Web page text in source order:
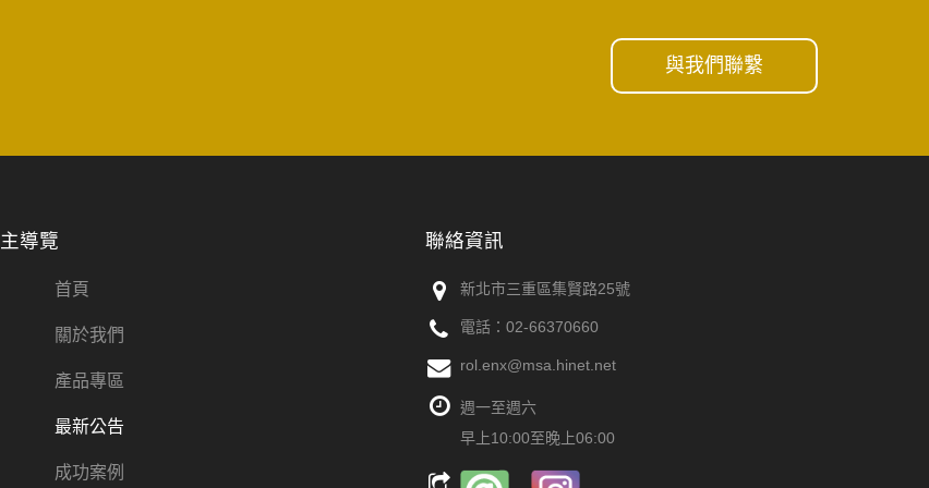
與我們聯繫
主導覽
首頁
關於我們
產品專區
最新公告
成功案例
聯絡資訊
新北市三重區集賢路25號
電話 ： 02-66370660
rol.enx@msa.hinet.net
週一至週六
早上10:00至晚上06:00